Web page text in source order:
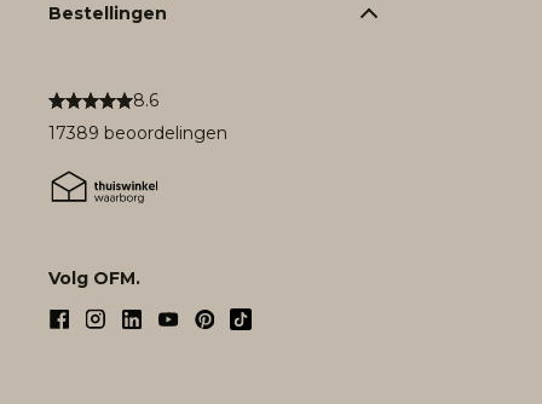
8.6
17389 beoordelingen
Volg OFM.
Bestellingen